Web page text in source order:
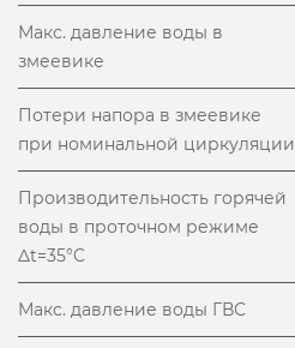
Макс. давление воды в
змеевике
Потери напора в змеевике
при номинальной циркуляции
Производительность горячей
воды в проточном режиме
Δt=35°C
Макс. давление воды ГВС